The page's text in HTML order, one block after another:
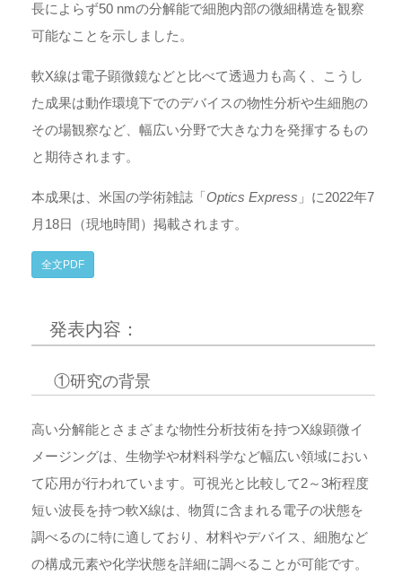
長によらず50 nmの分解能で細胞内部の微細構造を観察
可能なことを示しました。
軟X線は電子顕微鏡などと比べて透過力も高く、こうし
た成果は動作環境下でのデバイスの物性分析や生細胞の
その場観察など、幅広い分野で大きな力を発揮するもの
と期待されます。
本成果は、米国の学術雑誌「Optics Express 」に2022年7
月18日（現地時間）掲載されます。
全文PDF
発表内容：
①研究の背景
高い分解能とさまざまな物性分析技術を持つX線顕微イ
メージングは、生物学や材料科学など幅広い領域におい
て応用が行われています。可視光と比較して2～3桁程度
短い波長を持つ軟X線は、物質に含まれる電子の状態を
調べるのに特に適しており、材料やデバイス、細胞など
の構成元素や化学状態を詳細に調べることが可能です。